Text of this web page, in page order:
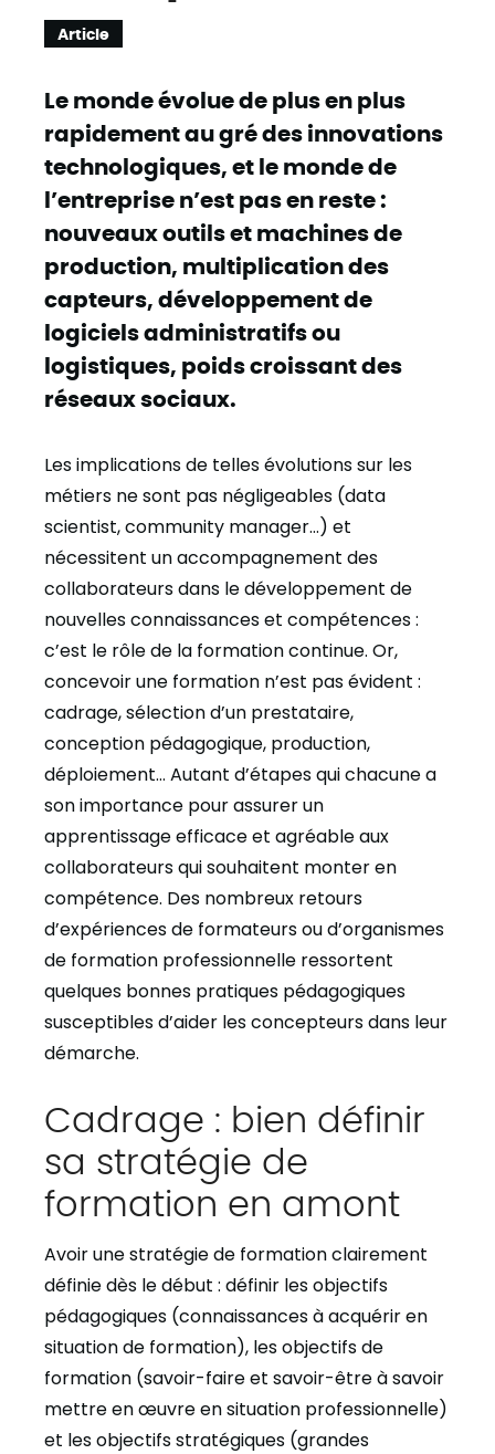
Article
Le monde évolue de plus en plus
rapidement au gré des innovations
technologiques, et le monde de
l’entreprise n’est pas en reste :
nouveaux outils et machines de
production, multiplication des
capteurs, développement de
logiciels administratifs ou
logistiques, poids croissant des
réseaux sociaux.
Les implications de telles évolutions sur les
métiers ne sont pas négligeables (data
scientist, community manager…) et
nécessitent un accompagnement des
collaborateurs dans le développement de
nouvelles connaissances et compétences :
c’est le rôle de la formation continue. Or,
concevoir une formation n’est pas évident :
cadrage, sélection d’un prestataire,
conception pédagogique, production,
déploiement… Autant d’étapes qui chacune a
son importance pour assurer un
apprentissage efficace et agréable aux
collaborateurs qui souhaitent monter en
compétence. Des nombreux retours
d’expériences de formateurs ou d’organismes
de formation professionnelle ressortent
quelques bonnes pratiques pédagogiques
susceptibles d’aider les concepteurs dans leur
démarche.
Cadrage : bien définir
sa stratégie de
formation en amont
Avoir une stratégie de formation clairement
définie dès le début : définir les objectifs
pédagogiques (connaissances à acquérir en
situation de formation), les objectifs de
formation (savoir-faire et savoir-être à savoir
mettre en œuvre en situation professionnelle)
et les objectifs stratégiques (grandes